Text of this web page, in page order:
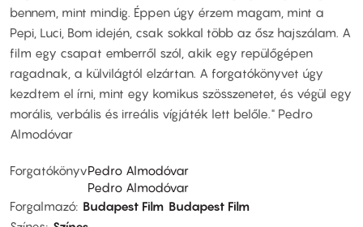
bennem, mint mindig. Éppen úgy érzem magam, mint a
Pepi, Luci, Bom idején, csak sokkal több az ősz hajszálam. A
film egy csapat emberről szól, akik egy repülőgépen
ragadnak, a külvilágtól elzártan. A forgatókönyvet úgy
kezdtem el írni, mint egy komikus szösszenetet, és végül egy
morális, verbális és irreális vígjáték lett belőle." Pedro
Almodóvar
ForgatókönyvPedro Almodóvar
Pedro Almodóvar
Forgalmazó Budapest Film Budapest Film